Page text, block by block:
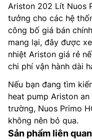
Ariston 202 Lít Nuos
tưởng cho các hệ
công bố giá bán
mang lại, đây được
nhiệt Ariston giá rẻ
chi phí vận hành dài
Nếu bạn đang tìm
heat pump Ariston
trường, Nuos Primo
không nên bỏ qua.
Sản phẩm liên quan